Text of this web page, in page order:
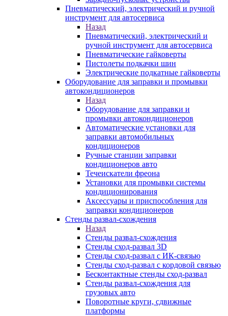
Пневматический, электрический и ручной
инструмент для автосервиса
Назад
Пневматический, электрический и
ручной инструмент для автосервиса
Пневматические гайковерты
Пистолеты подкачки шин
Электрические подкатные гайковерты
Оборудование для заправки и промывки
автокондиционеров
Назад
Оборудование для заправки и
промывки автокондиционеров
Автоматические установки для
заправки автомобильных
кондиционеров
Ручные станции заправки
кондиционеров авто
Течеискатели фреона
Установки для промывки системы
кондиционирования
Аксессуары и приспособления для
заправки кондиционеров
Стенды развал-схождения
Назад
Стенды развал-схождения
Стенды сход-развал 3D
Стенды сход-развал с ИК-связью
Стенды сход-развал с кордовой связью
Бесконтактные стенды сход-развал
Стенды развал-схождения для
грузовых авто
Поворотные круги, сдвижные
платформы